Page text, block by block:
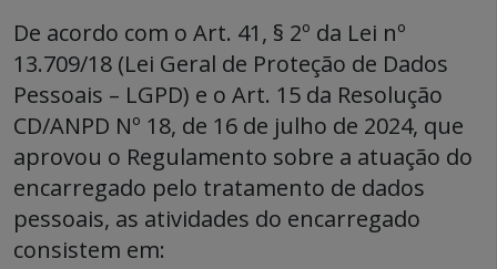
De acordo com o Art. 41, § 2º da Lei nº
13.709/18 (Lei Geral de Proteção de Dados
Pessoais – LGPD) e o Art. 15 da Resolução
CD/ANPD Nº 18, de 16 de julho de 2024, que
aprovou o Regulamento sobre a atuação do
encarregado pelo tratamento de dados
pessoais, as atividades do encarregado
consistem em: